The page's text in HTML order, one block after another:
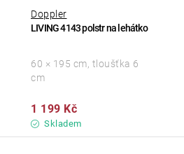
LIVING 4143 polstr na lehátko
Doppler
Skladem
1 199 Kč
60 × 195 cm, tloušťka 6
cm